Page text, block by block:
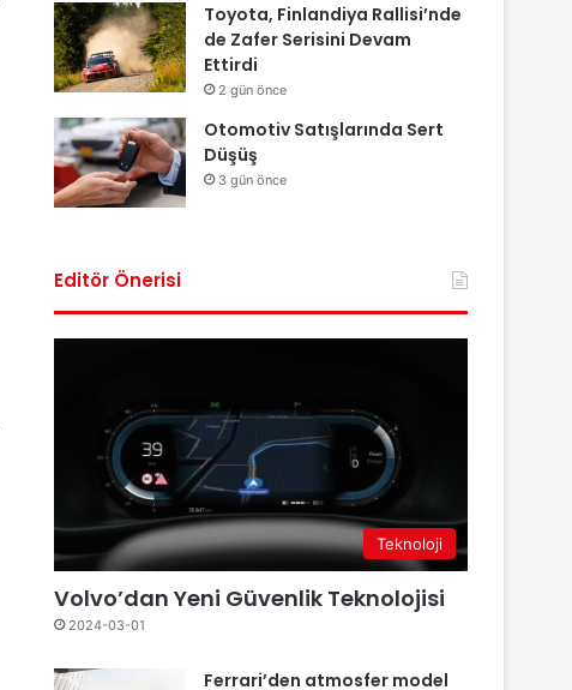
Toyota, Finlandiya Rallisi’nde
de Zafer Serisini Devam
Ettirdi
2 gün önce
Otomotiv Satışlarında Sert
Düşüş
3 gün önce
Editör Önerisi
Teknoloji
Volvo’dan Yeni Güvenlik Teknolojisi
2024-03-01
Ferrari’den atmosfer model